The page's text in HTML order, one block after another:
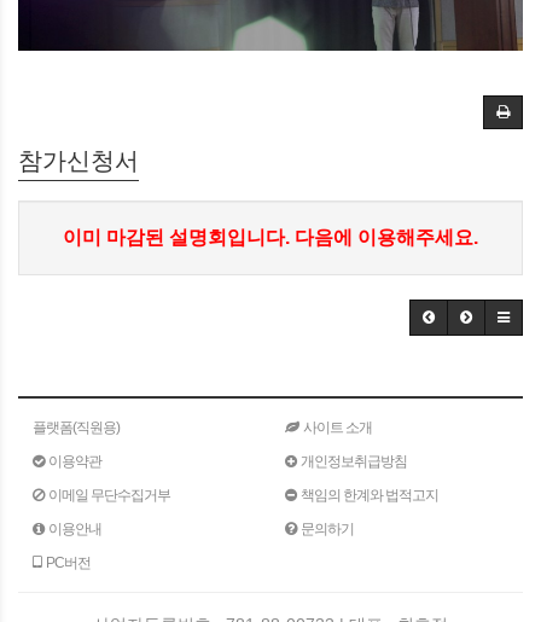
참가신청서
이미 마감된 설명회입니다. 다음에 이용해주세요.
플랫폼(직원용)
사이트 소개
이용약관
개인정보취급방침
이메일 무단수집거부
책임의 한계와 법적고지
이용안내
문의하기
PC버전